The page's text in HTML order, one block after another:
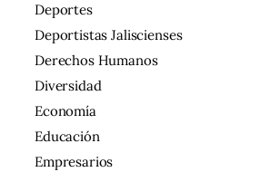
Deportes
Deportistas Jaliscienses
Derechos Humanos
Diversidad
Economía
Educación
Empresarios